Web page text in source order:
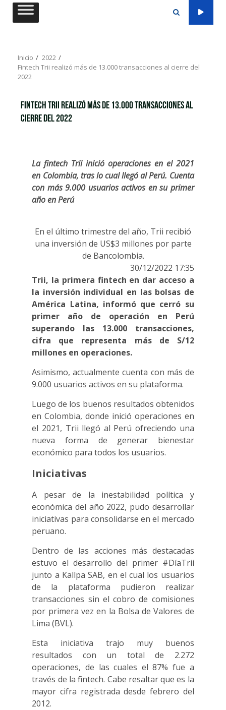
Saltar
Inicio
2022
Fintech Trii realizó más de 13.000 transacciones al cierre del
2022
Fintech Trii realizó más de 13.000 transacciones al
cierre del 2022
La fintech Trii inició operaciones en el 2021
en Colombia, tras lo cual llegó al Perú. Cuenta
con más 9.000 usuarios activos en su primer
año en Perú
En el último trimestre del año, Trii recibió
una inversión de US$3 millones por parte
de Bancolombia.
30/12/2022 17:35
Trii, la primera fintech en dar acceso a
la inversión individual en las bolsas de
América Latina, informó que cerró su
primer año de operación en Perú
superando las 13.000 transacciones,
cifra que representa más de S/12
millones en operaciones.
Asimismo, actualmente cuenta con más de
9.000 usuarios activos en su plataforma.
Luego de los buenos resultados obtenidos
en Colombia, donde inició operaciones en
el 2021, Trii llegó al Perú ofreciendo una
nueva forma de generar bienestar
económico para todos los usuarios.
Iniciativas
A pesar de la inestabilidad política y
económica del año 2022, pudo desarrollar
iniciativas para consolidarse en el mercado
peruano.
Dentro de las acciones más destacadas
estuvo el desarrollo del primer #DíaTrii
junto a Kallpa SAB, en el cual los usuarios
de la plataforma pudieron realizar
transacciones sin el cobro de comisiones
por primera vez en la Bolsa de Valores de
Lima (BVL).
Esta iniciativa trajo muy buenos
resultados con un total de 2.272
operaciones, de las cuales el 87% fue a
través de la fintech. Cabe resaltar que es la
mayor cifra registrada desde febrero del
2012.